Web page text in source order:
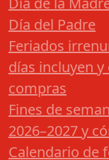
Día del Padre
Feriados
días incluyen
compras
Fines de
2026–2027 y
Calendario de